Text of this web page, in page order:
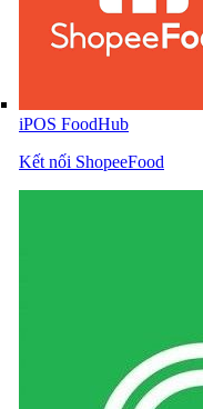
iPOS FoodHub
Kết nối ShopeeFood